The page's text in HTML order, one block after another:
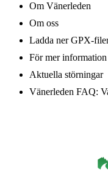
Om Vänerleden
Om oss
Ladda ner GPX-
För mer information
Aktuella störningar
Vänerleden FAQ: